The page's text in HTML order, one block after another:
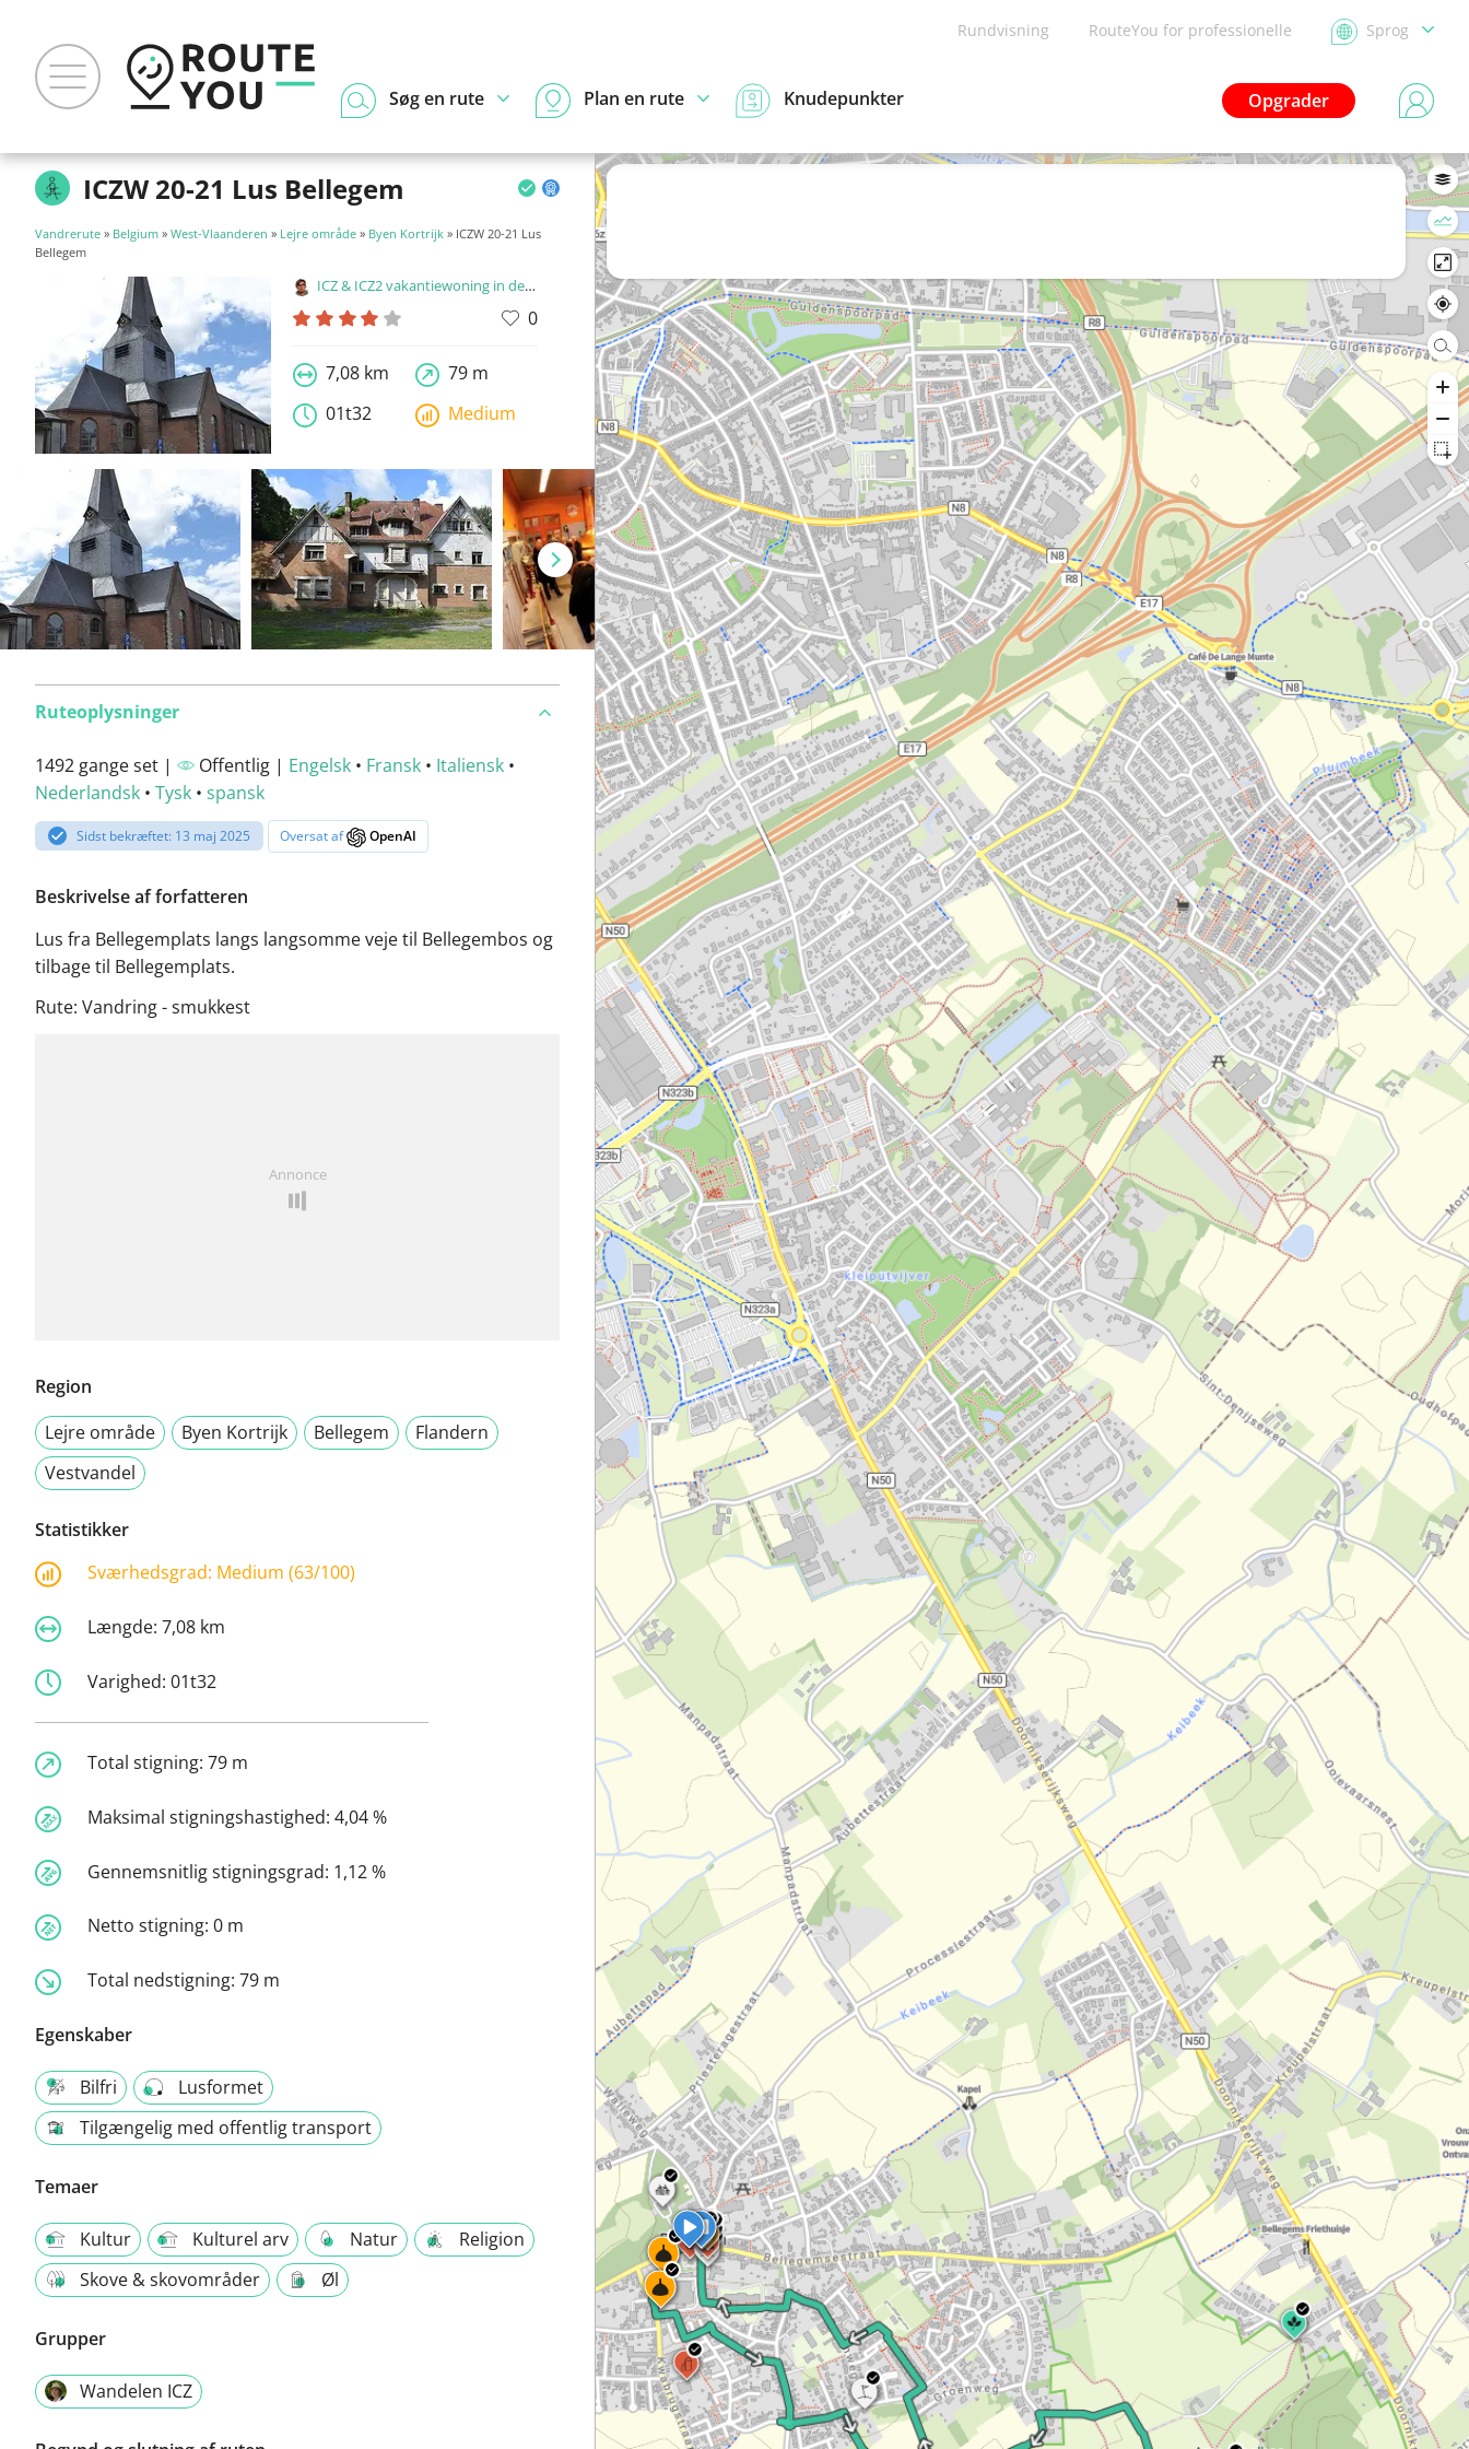
Rundvisning RouteYou for professionelle Sprog
Opgrader
Søg en rute Plan en rute Knudepunkter
ICZW 20-21 Lus Bellegem
Vandrerute » Belgium » West-Vlaanderen » Lejre område » Byen Kortrijk » ICZW 20-21 Lus
Bellegem
ICZ & ICZ2 vakantiewoning in de Leiestreek
0
7,08 km
79 m
01t32
Medium
Ruteoplysninger
1492 gange set | Offentlig | Engelsk • Fransk • Italiensk •
Nederlandsk • Tysk • spansk
Sidst bekræftet: 13 maj 2025 Oversat af OpenAI
Beskrivelse af forfatteren
Lus fra Bellegemplats langs langsomme veje til Bellegembos og
tilbage til Bellegemplats.
Rute: Vandring - smukkest
Annonce
Region
Lejre område
Byen Kortrijk Bellegem
Flandern
Vestvandel
Statistikker
Sværhedsgrad: Medium (63/100)
Længde: 7,08 km
Varighed: 01t32
Total stigning: 79 m
Maksimal stigningshastighed: 4,04 %
Gennemsnitlig stigningsgrad: 1,12 %
Netto stigning: 0 m
Total nedstigning: 79 m
Egenskaber
Bilfri
Lusformet
Tilgængelig med offentlig transport
Temaer
Kultur Kulturel arv Natur
Religion
Skove & skovområder
Øl
Grupper
Wandelen ICZ